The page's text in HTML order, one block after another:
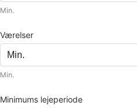
Min.
Værelser
Min.
Minimums lejeperiode